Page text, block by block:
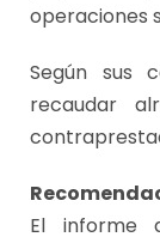
operaciones
Según sus
recaudar
El informe